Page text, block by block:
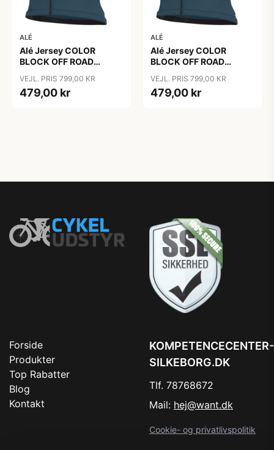
ALÉ
Alé Jersey COLOR
BLOCK OFF ROAD
VEJL. PRIS 799,00 KR
479,00 kr
ALÉ
Alé Jersey COLOR
BLOCK OFF ROAD
VEJL. PRIS 799,00 KR
479,00 kr
Forside
Produkter
Top Rabatter
Blog
Kontakt
KOMPETENCECENTER-
SILKEBORG.DK
Tlf. 78768672
Mail: hej@want.dk
Cookie- og privatlivspolitik